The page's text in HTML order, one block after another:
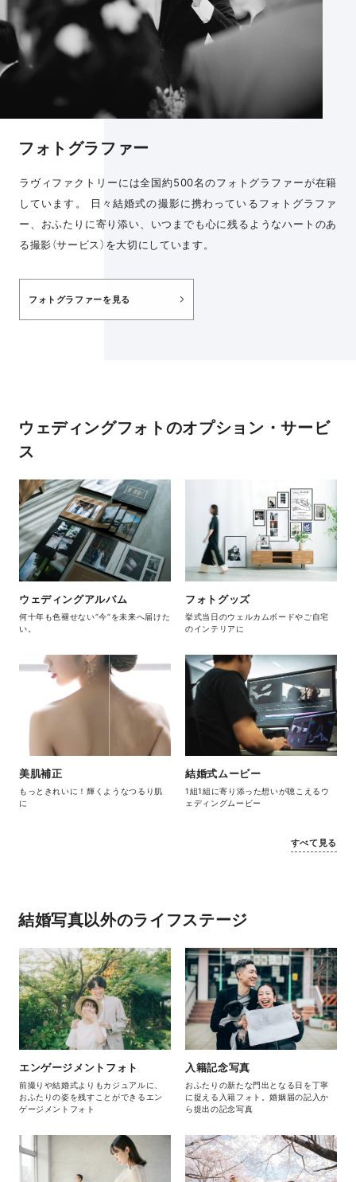
フォトグラファー
ラヴィファクトリーには全国約500名のフォトグラファーが在籍
しています。 日々結婚式の撮影に携わっているフォトグラファ
ー、おふたりに寄り添い、いつまでも心に残るようなハートのあ
る撮影（サービス）を大切にしています。
フォトグラファーを見る
ウェディングフォトのオプション・サービ
ス
ウェディングアルバム
何十年も色褪せない“今”を未来へ届けた
い。
フォトグッズ
挙式当日のウェルカムボードやご自宅
のインテリアに
美肌補正
もっときれいに！輝くようなつるり肌
に
結婚式ムービー
1組1組に寄り添った想いが聴こえるウ
ェディングムービー
すべて見る
結婚写真以外のライフステージ
エンゲージメントフォト
前撮りや結婚式よりもカジュアルに、
おふたりの姿を残すことができるエン
ゲージメントフォト
入籍記念写真
おふたりの新たな門出となる日を丁寧
に捉える入籍フォト。婚姻届の記入か
ら提出の記念写真